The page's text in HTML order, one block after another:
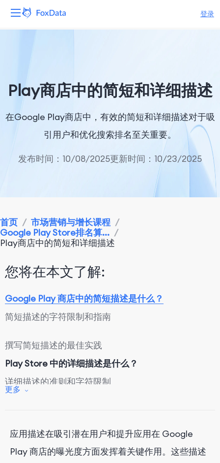
登录
解决方案
资源
Play商店中的简短和详细描述
在Google Play商店中，有效的简短和详细描述对于吸
引用户和优化搜索排名至关重要。
发布时间：10/08/2025更新时间：10/23/2025
首页 / 市场营销与增长课程 /
Google Play Store排名算... /
Play商店中的简短和详细描述
您将在本文了解:
Google Play 商店中的简短描述是什么？
简短描述的字符限制和指南
撰写简短描述的最佳实践
Play Store 中的详细描述是什么？
详细描述的准则和字符限制
提示：您应该多久更新一次您的描述？
结论
更多
应用描述在吸引潜在用户和提升应用在 Google
Play 商店的曝光度方面发挥着关键作用。这些描述